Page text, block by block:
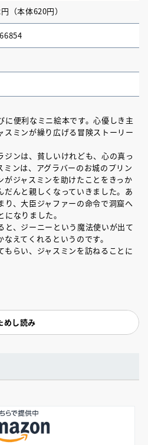
（本体620円）
便利なミニ絵本です。心優しき主
スミンが繰り広げる冒険ストーリー
ンは、貧しいけれども、心の真っ
ンは、アグラバーのお城のプリン
ジャスミンを助けたことをきっか
だんと親しくなっていきました。あ
り、大臣ジャファーの命令で洞窟へ
なりました。
と、ジーニーという魔法使いが出て
えてくれるというのです。
らい、ジャスミンを訪ねることに
めし読み